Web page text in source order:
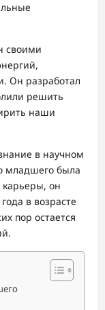
своими
Он разработал
решить
наши
в научном
младшего была
карьеры, он
в возрасте
пор остается